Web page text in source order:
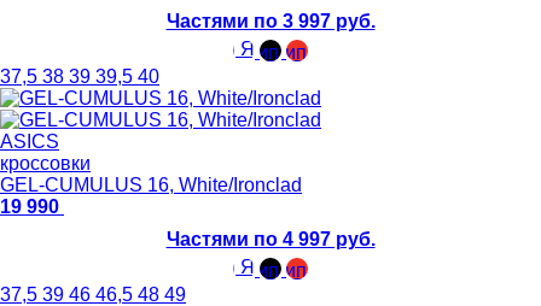
Частями по 3 997 руб.
37,5 38 39 39,5 40
ASICS
кроссовки
GEL-CUMULUS 16, White/Ironclad
19 990
Частями по 4 997 руб.
37,5 39 46 46,5 48 49